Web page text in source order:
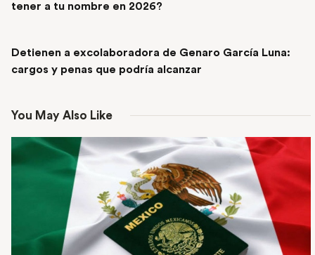
tener a tu nombre en 2026?
Detienen a excolaboradora de Genaro García Luna:
cargos y penas que podría alcanzar
You May Also Like